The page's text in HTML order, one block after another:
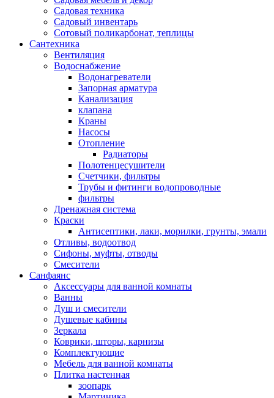
Садовая техника
Садовый инвентарь
Сотовый поликарбонат, теплицы
Сантехника
Вентиляция
Водоснабжение
Водонагреватели
Запорная арматура
Канализация
клапана
Краны
Насосы
Отопление
Радиаторы
Полотенцесушители
Счетчики, фильтры
Трубы и фитинги водопроводные
фильтры
Дренажная система
Краски
Антисептики, лаки, морилки, грунты, эмали
Отливы, водоотвод
Сифоны, муфты, отводы
Смесители
Санфаянс
Аксессуары для ванной комнаты
Ванны
Душ и смесители
Душевые кабины
Зеркала
Коврики, шторы, карнизы
Комплектующие
Мебель для ванной комнаты
Плитка настенная
зоопарк